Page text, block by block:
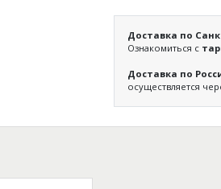
Доставка по
Ознакомиться с
Доставка по
осуществляется